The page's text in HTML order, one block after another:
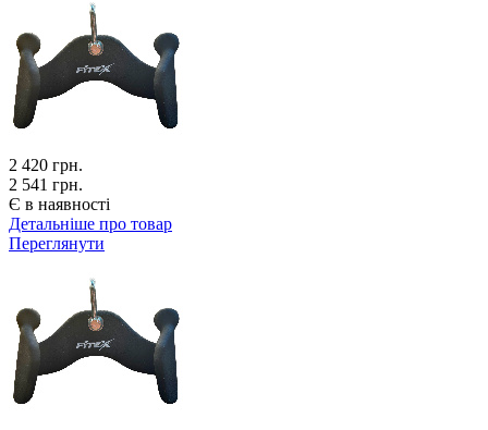
2 420 грн.
2 541 грн.
Є в наявності
Детальніше про товар
Переглянути